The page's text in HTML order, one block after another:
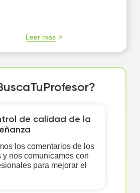
Leer más
de calidad de la
los comentarios de los
y nos comunicamos con
para mejorar el